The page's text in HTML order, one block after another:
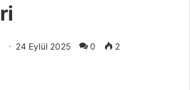
24 Eylül 2025 0 2